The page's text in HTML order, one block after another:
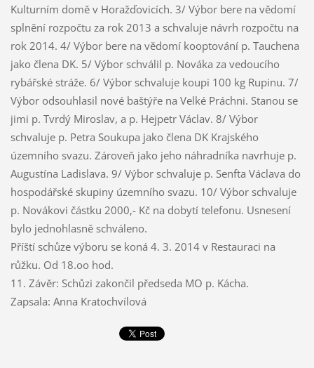
Kulturním domě v Horažďovicích. 3/ Výbor bere na vědomí
splnění rozpočtu za rok 2013 a schvaluje návrh rozpočtu na
rok 2014. 4/ Výbor bere na vědomí kooptování p. Tauchena
jako člena DK. 5/ Výbor schválil p. Nováka za vedoucího
rybářské stráže. 6/ Výbor schvaluje koupi 100 kg Rupinu. 7/
Výbor odsouhlasil nové baštýře na Velké Práchni. Stanou se
jimi p. Tvrdý Miroslav, a p. Hejpetr Václav. 8/ Výbor
schvaluje p. Petra Soukupa jako člena DK Krajského
územního svazu. Zároveň jako jeho náhradníka navrhuje p.
Augustína Ladislava. 9/ Výbor schvaluje p. Senfta Václava do
hospodářské skupiny územního svazu. 10/ Výbor schvaluje
p. Novákovi částku 2000,- Kč na dobytí telefonu. Usnesení
bylo jednohlasně schváleno.
Příští schůze výboru se koná 4. 3. 2014 v Restauraci na
růžku. Od 18.oo hod.
11. Závěr: Schůzi zakončil předseda MO p. Kácha.
Zapsala: Anna Kratochvílová